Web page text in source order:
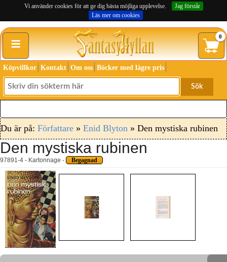
Vi använder cookies för att ge dig bästa möjliga upplevelse.
Jag förstår
Läs mer om cookies
≡ 0
Köpvillkor Kontakt Om oss Böcker med lägre pris
Sök
Du är på: Författare » Enid Blyton » Den mystiska rubinen
Den mystiska rubinen
97891-4 - Kartonnage - Begagnad